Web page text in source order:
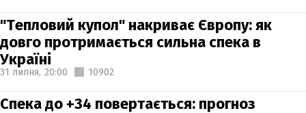
"Тепловий купол" накриває Європу: як
довго протримається сильна спека в
Україні
31 липня, 20:00 10902
Спека до +34 повертається: прогноз